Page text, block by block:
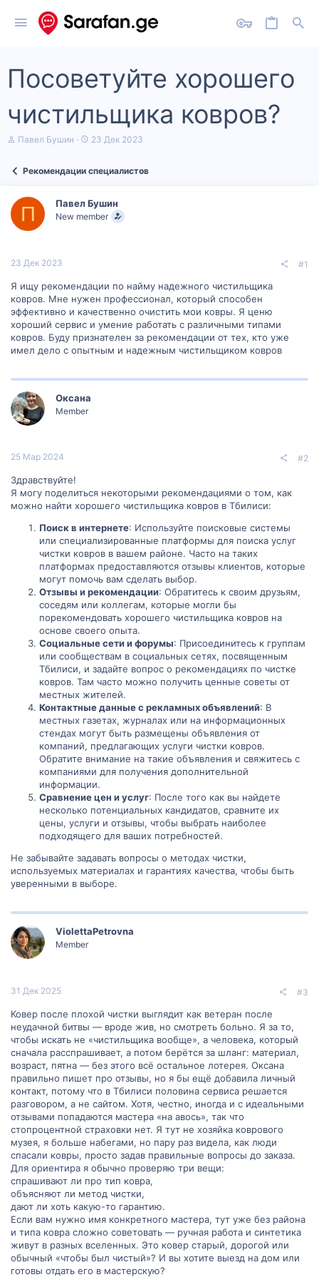
Посоветуйте хорошего
чистильщика ковров?
А
т
м
ы
Павел Бушин
Д
а
ч
а
23 Дек 2023
Рекомендации специалистов
П Павел Бушин
New member
23 Дек 2023 #1
Я ищу рекомендации по найму надежного чистильщика
ковров. Мне нужен профессионал, который способен
эффективно и качественно очистить мои ковры. Я ценю
хороший сервис и умение работать с различными типами
ковров. Буду признателен за рекомендации от тех, кто уже
имел дело с опытным и надежным чистильщиком ковров
Оксана
Member
25 Мар 2024 #2
Здравствуйте!
Я могу поделиться некоторыми рекомендациями о том, как
можно найти хорошего чистильщика ковров в Тбилиси:
Поиск в интернете: Используйте поисковые системы
или специализированные платформы для поиска услуг
чистки ковров в вашем районе. Часто на таких
платформах предоставляются отзывы клиентов, которые
могут помочь вам сделать выбор.
Отзывы и рекомендации: Обратитесь к своим друзьям,
соседям или коллегам, которые могли бы
порекомендовать хорошего чистильщика ковров на
основе своего опыта.
Социальные сети и форумы: Присоединитесь к группам
или сообществам в социальных сетях, посвященным
Тбилиси, и задайте вопрос о рекомендациях по чистке
ковров. Там часто можно получить ценные советы от
местных жителей.
Контактные данные с рекламных объявлений: В
местных газетах, журналах или на информационных
стендах могут быть размещены объявления от
компаний, предлагающих услуги чистки ковров.
Обратите внимание на такие объявления и свяжитесь с
компаниями для получения дополнительной
информации.
Сравнение цен и услуг: После того как вы найдете
несколько потенциальных кандидатов, сравните их
цены, услуги и отзывы, чтобы выбрать наиболее
подходящего для ваших потребностей.
Не забывайте задавать вопросы о методах чистки,
используемых материалах и гарантиях качества, чтобы быть
уверенными в выборе.
ViolettaPetrovna
Member
31 Дек 2025 #3
Ковер после плохой чистки выглядит как ветеран после
неудачной битвы — вроде жив, но смотреть больно. Я за то,
чтобы искать не «чистильщика вообще», а человека, который
сначала расспрашивает, а потом берётся за шланг: материал,
возраст, пятна — без этого всё остальное лотерея. Оксана
правильно пишет про отзывы, но я бы ещё добавила личный
контакт, потому что в Тбилиси половина сервиса решается
разговором, а не сайтом. Хотя, честно, иногда и с идеальными
отзывами попадаются мастера «на авось», так что
стопроцентной страховки нет. Я тут не хозяйка коврового
музея, я больше набегами, но пару раз видела, как люди
спасали ковры, просто задав правильные вопросы до заказа.
Для ориентира я обычно проверяю три вещи:
спрашивают ли про тип ковра,
объясняют ли метод чистки,
дают ли хоть какую-то гарантию.
Если вам нужно имя конкретного мастера, тут уже без района
и типа ковра сложно советовать — ручная работа и синтетика
живут в разных вселенных. Это ковер старый, дорогой или
обычный «чтобы был чистый»? И вы хотите выезд на дом или
готовы отдать его в мастерскую?